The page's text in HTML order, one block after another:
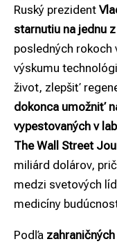
Ruský prezident
starnutiu na jednu
posledných rokoch
výskumu
život, zlepšiť
dokonca umožniť
vypestovaných v
The Wall Street
miliárd dolárov,
medzi svetových
medicíny
Podľa